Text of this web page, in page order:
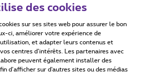
Accessibility statement
des cookies
sur ses sites web pour assurer le bon
ci, améliorer votre expérience de
et adapter leurs contenus et
centres d’intérêts. Les partenaires avec
peuvent également installer des
d’afficher sur d'autres sites ou des médias